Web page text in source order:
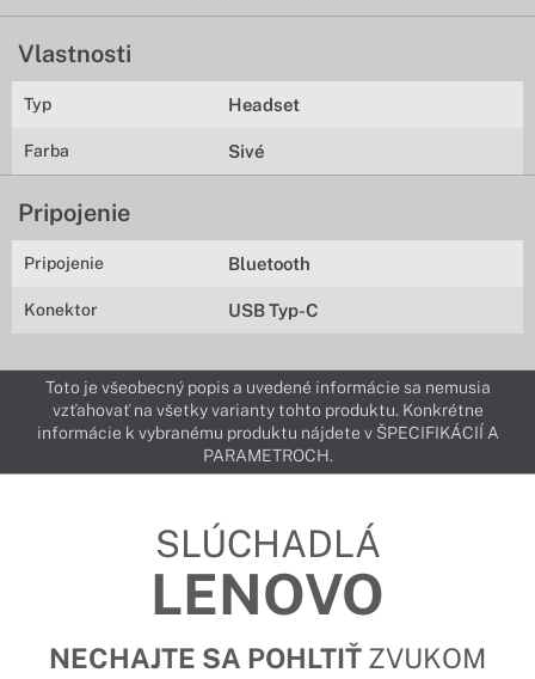
Vlastnosti
Typ Headset
Farba Sivé
Pripojenie
Pripojenie Bluetooth
Konektor USB Typ-C
Toto je všeobecný popis a uvedené informácie sa nemusia
vzťahovať na všetky varianty tohto produktu. Konkrétne
informácie k vybranému produktu nájdete v ŠPECIFIKÁCIÍ A
PARAMETROCH.
SLÚCHADLÁ
LENOVO
NECHAJTE SA POHLTIŤ ZVUKOM